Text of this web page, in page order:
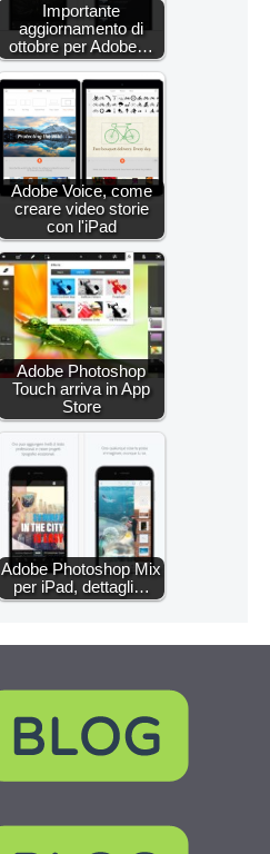
Importante
aggiornamento di
ottobre per Adobe…
Adobe Voice, come
creare video storie
con l'iPad
Adobe Photoshop
Touch arriva in App
Store
Adobe Photoshop Mix
per iPad, dettagli…